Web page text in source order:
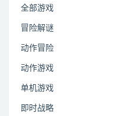
全部游戏
冒险解谜
动作冒险
动作游戏
单机游戏
即时战略